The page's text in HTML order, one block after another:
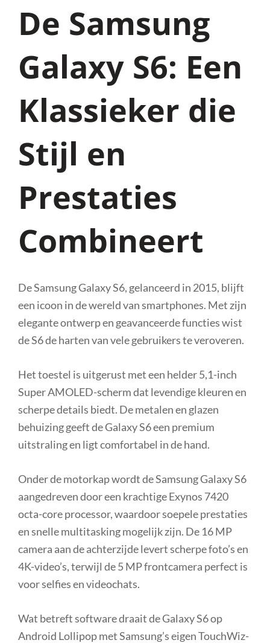
De Samsung
Galaxy S6: Een
Klassieker die
Stijl en
Prestaties
Combineert
De Samsung Galaxy S6, gelanceerd in 2015, blijft
een icoon in de wereld van smartphones. Met zijn
elegante ontwerp en geavanceerde functies wist
de S6 de harten van vele gebruikers te veroveren.
Het toestel is uitgerust met een helder 5,1-inch
Super AMOLED-scherm dat levendige kleuren en
scherpe details biedt. De metalen en glazen
behuizing geeft de Galaxy S6 een premium
uitstraling en ligt comfortabel in de hand.
Onder de motorkap wordt de Samsung Galaxy S6
aangedreven door een krachtige Exynos 7420
octa-core processor, waardoor soepele prestaties
en snelle multitasking mogelijk zijn. De 16 MP
camera aan de achterzijde levert scherpe foto’s en
4K-video’s, terwijl de 5 MP frontcamera perfect is
voor selfies en videochats.
Wat betreft software draait de Galaxy S6 op
Android Lollipop met Samsung’s eigen TouchWiz-